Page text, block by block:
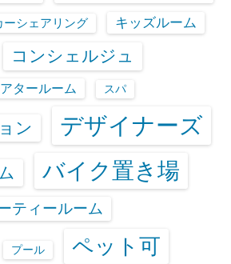
ーシェアリング キッズルーム
コンシェルジュ
タールーム スパ
ン デザイナーズ
バイク置き場
ティールーム
プール ペット可